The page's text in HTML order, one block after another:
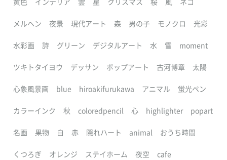
メルヘン 夜景 現代アート 森 男の子 モノクロ 光彩
水彩画 詩 グリーン デジタルアート 水 雪 moment
ツキトタイヨウ デッサン ポップアート 古河博章 太陽
心象風景画 blue hiroakifurukawa アニマル 蛍光ペン
カラーインク 秋 coloredpencil 心 highlighter popart
名画 果物 白 赤 隠れハート animal おうち時間
くつろぎ オレンジ ステイホーム 夜空 cafe